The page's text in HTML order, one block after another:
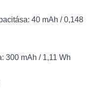
40 mAh / 0,148
300 mAh / 1,11 Wh